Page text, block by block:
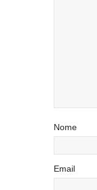
Nome
Email